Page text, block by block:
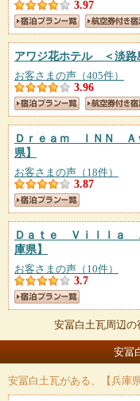
3.97
アワジ花ホテル ＜淡路
お客さまの声（405件）
3.96
Ｄｒｅａｍ ＩＮＮ Ａ
県】
お客さまの声（18件）
3.87
Ｄａｔｅ Ｖｉｌｌａ
庫県】
お客さまの声（10件）
3.7
安冨白土瓦周辺の
安冨
安冨白土瓦がある、【兵庫